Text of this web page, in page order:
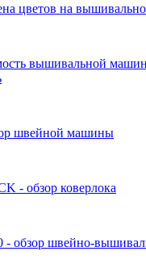
цветов на
вышивальной
швейной машины
- обзор коверлока
- обзор швейно-